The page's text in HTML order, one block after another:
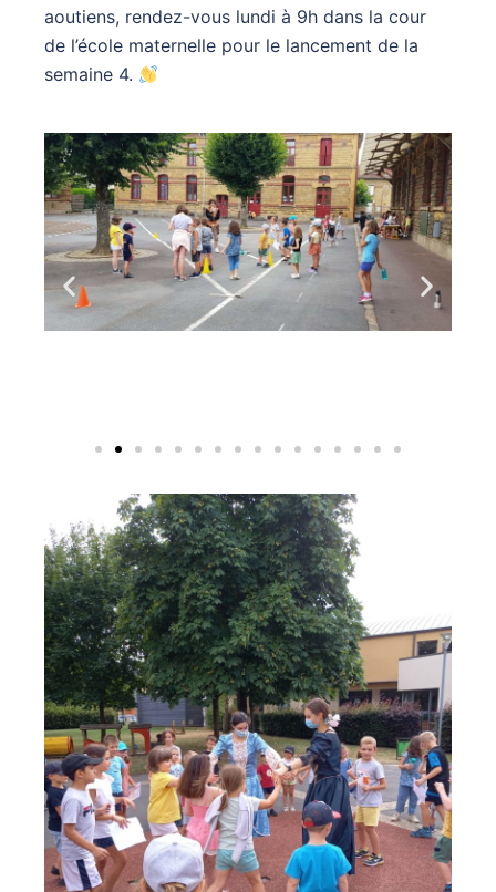
aoutiens, rendez-vous lundi à 9h dans la cour
de l’école maternelle pour le lancement de la
semaine 4.